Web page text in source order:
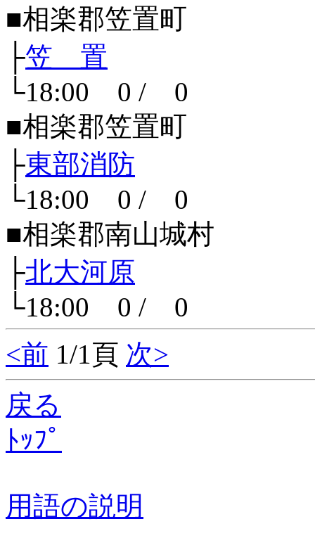
■相楽郡笠置町
├笠 置
└18:00 0 / 0
■相楽郡笠置町
├東部消防
└18:00 0 / 0
■相楽郡南山城村
├北大河原
└18:00 0 / 0
<前 1/1頁 次>
戻る
ﾄｯﾌﾟ
用語の説明